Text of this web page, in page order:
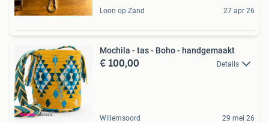
Loon op Zand 27 apr 26
Mochila - tas - Boho - handgemaakt
€ 100,00 Details
Willemsoord 29 mei 26